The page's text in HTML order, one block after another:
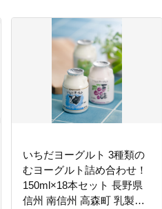
いちだヨーグルト 3種類の
むヨーグルト詰め合わせ！
150ml×18本セット 長野県
信州 南信州 高森町 乳製品